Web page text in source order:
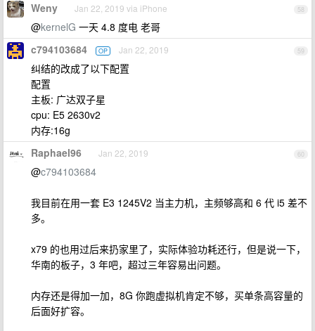
58
Weny Jan 22, 2019 via iPhone
@kernelG 一天 4.8 度电 老哥
59
c794103684 OP Jan 22, 2019
纠结的改成了以下配置
配置
主板: 广达双子星
cpu: E5 2630v2
内存:16g
60
Raphael96 Jan 22, 2019
@c794103684
我目前在用一套 E3 1245V2 当主力机，主频够高和 6 代 i5 差不
多。
x79 的也用过后来扔家里了，实际体验功耗还行，但是说一下，
华南的板子，3 年吧，超过三年容易出问题。
内存还是得加一加，8G 你跑虚拟机肯定不够，买单条高容量的
后面好扩容。